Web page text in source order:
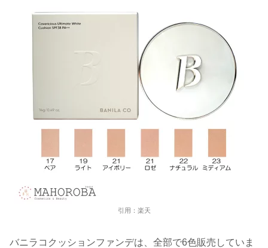
引用：楽天
バニラコクッションファンデは、全部で6色販売していま